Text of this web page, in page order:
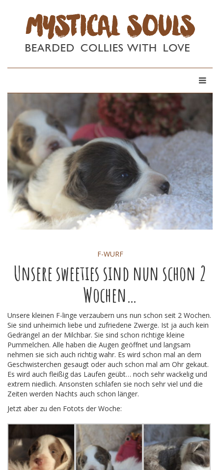
F-WURF
Unsere sweeties sind nun schon 2
Wochen…
Unsere kleinen F-linge verzaubern uns nun schon seit 2 Wochen.
Sie sind unheimich liebe und zufriedene Zwerge. Ist ja auch kein
Gedrängel an der Milchbar. Sie sind schon richtige kleine
Pummelchen. Alle haben die Augen geöffnet und langsam
nehmen sie sich auch richtig wahr. Es wird schon mal an dem
Geschwisterchen gesaugt oder auch schon mal am Ohr gekaut.
Es wird auch fleißig das Laufen geübt… noch sehr wackelig und
extrem niedlich. Ansonsten schlafen sie noch sehr viel und die
Zeiten werden Nachts auch schon länger.
Jetzt aber zu den Fotots der Woche: